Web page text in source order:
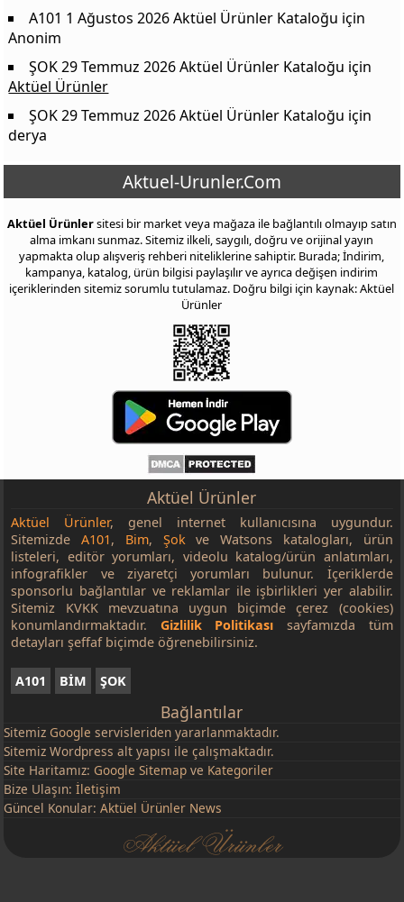
A101 1 Ağustos 2026 Aktüel Ürünler Kataloğu için
Anonim
ŞOK 29 Temmuz 2026 Aktüel Ürünler Kataloğu için
Aktüel Ürünler
ŞOK 29 Temmuz 2026 Aktüel Ürünler Kataloğu için
derya
Aktuel-Urunler.Com
Aktüel Ürünlersitesi bir market veya mağaza ile bağlantılı olmayıp satın
alma imkanı sunmaz. Sitemiz ilkeli, saygılı, doğru ve orijinal yayın
yapmakta olup alışveriş rehberi niteliklerine sahiptir. Burada; İndirim,
kampanya, katalog, ürün bilgisi paylaşılır ve ayrıca değişen indirim
içeriklerinden sitemiz sorumlu tutulamaz. Doğru bilgi için kaynak: Aktüel
Ürünler
Aktüel Ürünler
Aktüel Ürünler, genel internet kullanıcısına uygundur.
SitemizdeA101, Bim, Şokve Watsons katalogları, ürün
listeleri, editör yorumları, videolu katalog/ürün anlatımları,
infografikler ve ziyaretçi yorumları bulunur. İçeriklerde
sponsorlu bağlantılar ve reklamlar ile işbirlikleri yer alabilir.
Sitemiz KVKK mevzuatına uygun biçimde çerez (cookies)
konumlandırmaktadır. Gizlilik Politikası sayfamızda tüm
detayları şeffaf biçimde öğrenebilirsiniz.
A101 BİM ŞOK
Bağlantılar
Sitemiz Google servisleriden yararlanmaktadır.
Sitemiz Wordpress alt yapısı ile çalışmaktadır.
Site Haritamız: Google Sitemap ve Kategoriler
Bize Ulaşın:İletişim
Güncel Konular:Aktüel Ürünler News